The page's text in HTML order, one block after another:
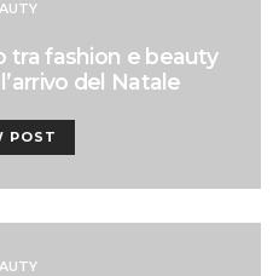
tra fashion e beauty
del Natale
POST